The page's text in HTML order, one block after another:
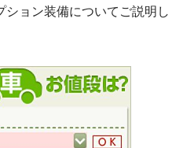
ョン装備についてご説明し